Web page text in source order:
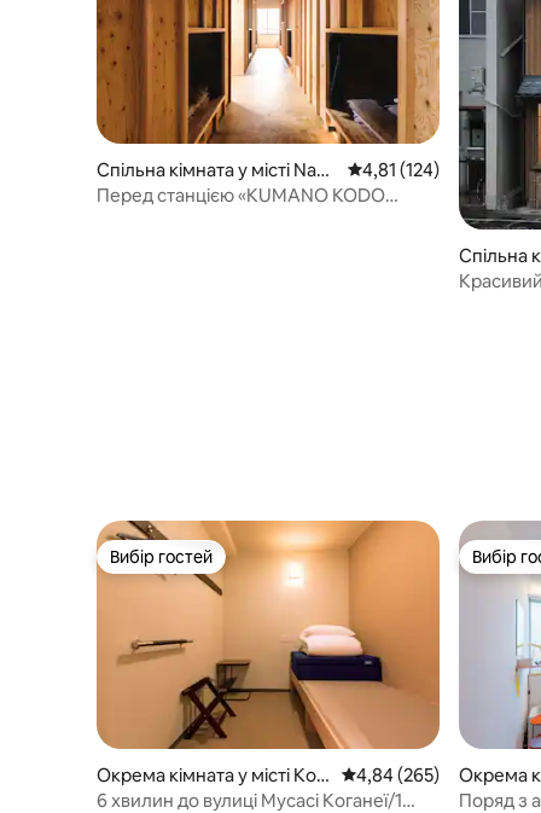
Спільна кімната у місті Nach
ikatsuura
Середня оцінка: 4,81 з
4,81 (124)
Перед станцією «KUMANO KODO
Спільна
Вибір гостей
Вибір гостей
Окрема кімната у місті Kog
anei
Середня оцінка: 4,84 з
4,84 (265)
6 хвилин до вулиці Мусасі Коганеї/1
Вибір
Вибір
Окрема
о Ота
Поряд з